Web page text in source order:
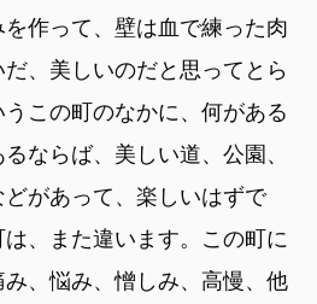
作って、壁は血で練った肉
、美しいのだと思ってとら
この町のなかに、何がある
ならば、美しい道、公園、
があって、楽しいはずで
、また違います。この町に
、悩み、憎しみ、高慢、他